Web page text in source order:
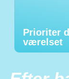
Prioriter
værelset